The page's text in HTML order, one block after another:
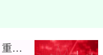
信康优配 《最终幻想7：重制版》制作人透露 自己平时最爱玩《健身环》